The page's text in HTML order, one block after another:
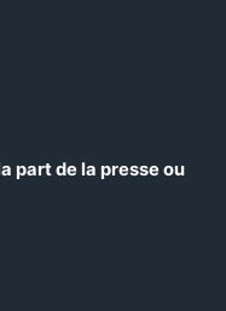
part de la presse ou